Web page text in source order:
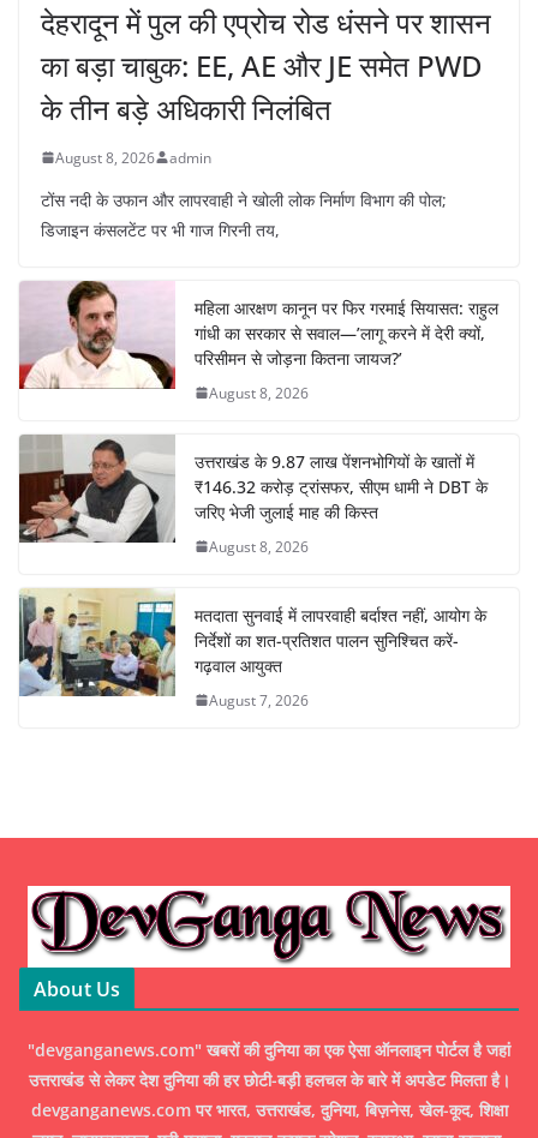
देहरादून में पुल की एप्रोच रोड धंसने पर शासन
का बड़ा चाबुक: EE, AE और JE समेत PWD
के तीन बड़े अधिकारी निलंबित
August 8, 2026 admin
टोंस नदी के उफान और लापरवाही ने खोली लोक निर्माण विभाग की पोल;
डिजाइन कंसलटेंट पर भी गाज गिरनी तय,
महिला आरक्षण कानून पर फिर गरमाई सियासत: राहुल
गांधी का सरकार से सवाल—’लागू करने में देरी क्यों,
परिसीमन से जोड़ना कितना जायज?’
August 8, 2026
उत्तराखंड के 9.87 लाख पेंशनभोगियों के खातों में
₹146.32 करोड़ ट्रांसफर, सीएम धामी ने DBT के
जरिए भेजी जुलाई माह की किस्त
August 8, 2026
मतदाता सुनवाई में लापरवाही बर्दाश्त नहीं, आयोग के
निर्देशों का शत-प्रतिशत पालन सुनिश्चित करें-
गढ़वाल आयुक्त
August 7, 2026
About Us
"devganganews.com" खबरों की दुनिया का एक ऐसा ऑनलाइन पोर्टल है जहां
उत्तराखंड से लेकर देश दुनिया की हर छोटी-बड़ी हलचल के बारे में अपडेट मिलता है।
devganganews.com पर भारत, उत्तराखंड, दुनिया, बिज़नेस, खेल-कूद, शिक्षा